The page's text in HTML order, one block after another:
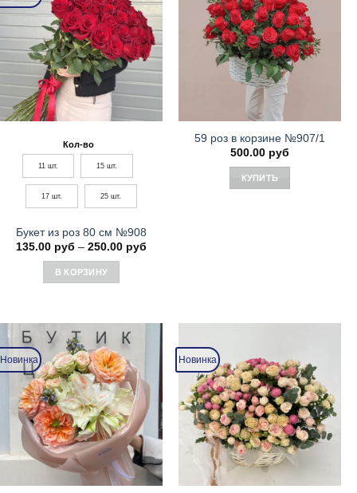
Опции
можно
выбрать
на
странице
товара.
Кол-во
11 шт. 15 шт.
17 шт. 25 шт.
Букет из роз 80 см №908
135.00 руб – 250.00 руб
В КОРЗИНУ
имеет
несколько
вариаций.
Опции
можно
выбрать
на
странице
товара.
59 роз в корзине №907/1
500.00 руб
КУПИТЬ
Новинка Новинка